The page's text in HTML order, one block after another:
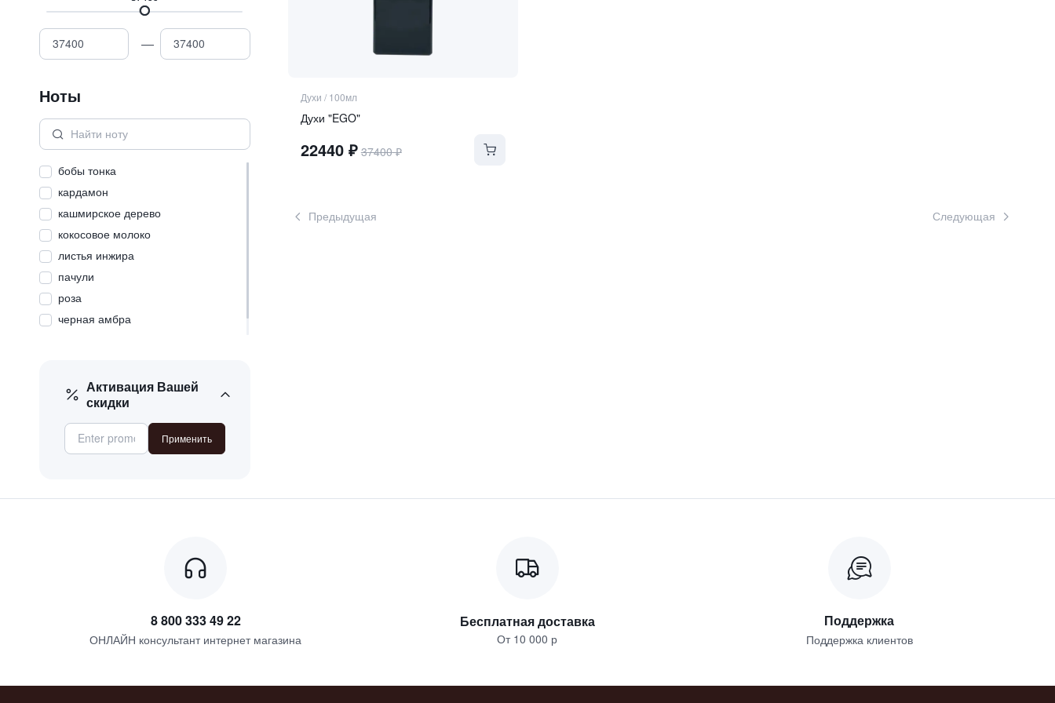
Духи / 100мл
Духи "EGO"
22440₽ 37400₽
Предыдущая Следующая
—
Ноты
бобы тонка
кардамон
кашмирское дерево
кокосовое молоко
листья инжира
пачули
роза
черная амбра
Активация Вашей
скидки
Применить
8 800 333 49 22
ОНЛАЙН консультант интернет магазина
Бесплатная доставка
От 10 000 р
Поддержка
Поддержка клиентов